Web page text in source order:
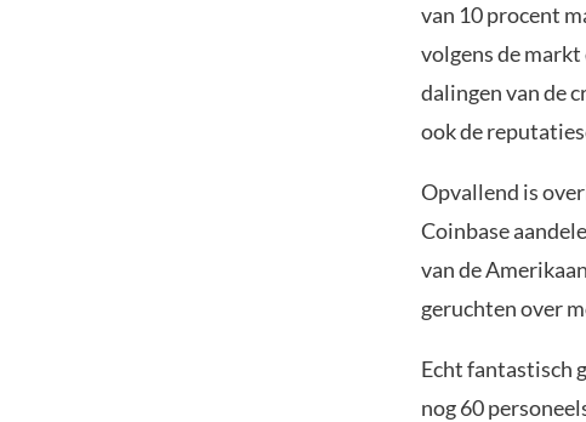
van 10 procent
volgens de
dalingen van de
ook de
Opvallend is
Coinbase
van de
geruchten over
Echt fantastisch
nog 60